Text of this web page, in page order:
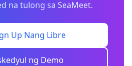
na tulong sa SeaMeet.
Up Nang Libre
ng Demo